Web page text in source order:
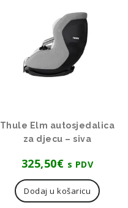
Thule Elm autosjedalica
za djecu – siva
325,50€ s PDV
Dodaj u košaricu